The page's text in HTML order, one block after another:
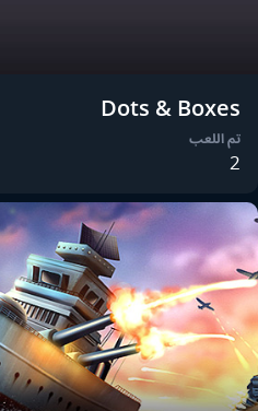
Dots & Boxes
تم اللعب
2